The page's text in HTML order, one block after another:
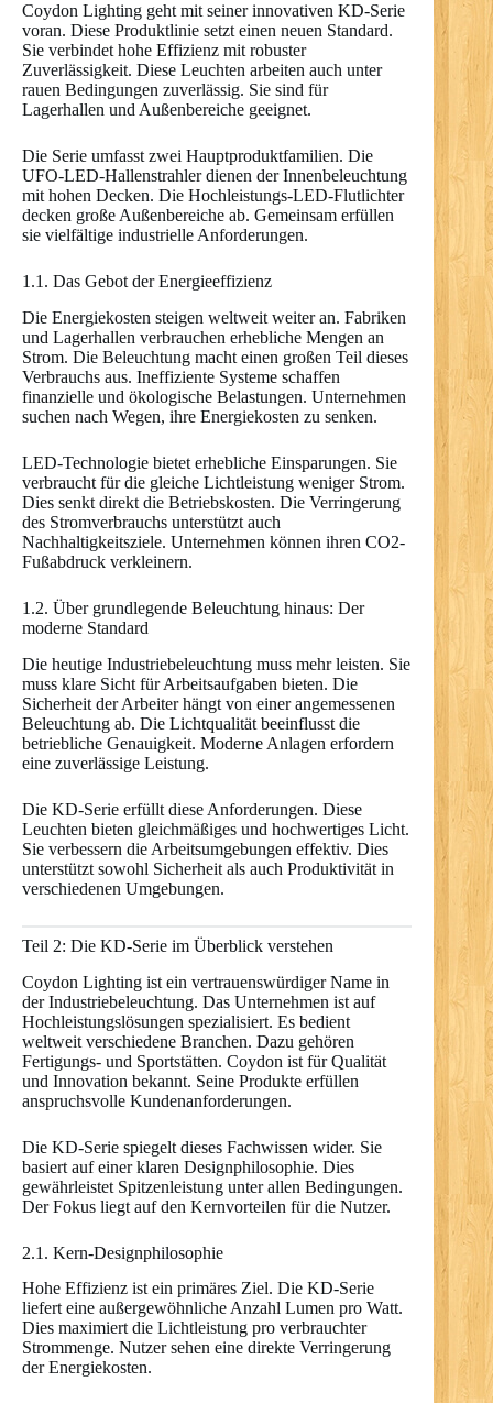
Coydon Lighting geht mit seiner innovativen KD-Serie
voran. Diese Produktlinie setzt einen neuen Standard.
Sie verbindet hohe Effizienz mit robuster
Zuverlässigkeit. Diese Leuchten arbeiten auch unter
rauen Bedingungen zuverlässig. Sie sind für
Lagerhallen und Außenbereiche geeignet.
Die Serie umfasst zwei Hauptproduktfamilien. Die
UFO-LED-Hallenstrahler dienen der Innenbeleuchtung
mit hohen Decken. Die Hochleistungs-LED-Flutlichter
decken große Außenbereiche ab. Gemeinsam erfüllen
sie vielfältige industrielle Anforderungen.
1.1. Das Gebot der Energieeffizienz
Die Energiekosten steigen weltweit weiter an. Fabriken
und Lagerhallen verbrauchen erhebliche Mengen an
Strom. Die Beleuchtung macht einen großen Teil dieses
Verbrauchs aus. Ineffiziente Systeme schaffen
finanzielle und ökologische Belastungen. Unternehmen
suchen nach Wegen, ihre Energiekosten zu senken.
LED-Technologie bietet erhebliche Einsparungen. Sie
verbraucht für die gleiche Lichtleistung weniger Strom.
Dies senkt direkt die Betriebskosten. Die Verringerung
des Stromverbrauchs unterstützt auch
Nachhaltigkeitsziele. Unternehmen können ihren CO2-
Fußabdruck verkleinern.
1.2. Über grundlegende Beleuchtung hinaus: Der
moderne Standard
Die heutige Industriebeleuchtung muss mehr leisten. Sie
muss klare Sicht für Arbeitsaufgaben bieten. Die
Sicherheit der Arbeiter hängt von einer angemessenen
Beleuchtung ab. Die Lichtqualität beeinflusst die
betriebliche Genauigkeit. Moderne Anlagen erfordern
eine zuverlässige Leistung.
Die KD-Serie erfüllt diese Anforderungen. Diese
Leuchten bieten gleichmäßiges und hochwertiges Licht.
Sie verbessern die Arbeitsumgebungen effektiv. Dies
unterstützt sowohl Sicherheit als auch Produktivität in
verschiedenen Umgebungen.
Teil 2: Die KD-Serie im Überblick verstehen
Coydon Lighting ist ein vertrauenswürdiger Name in
der Industriebeleuchtung. Das Unternehmen ist auf
Hochleistungslösungen spezialisiert. Es bedient
weltweit verschiedene Branchen. Dazu gehören
Fertigungs- und Sportstätten. Coydon ist für Qualität
und Innovation bekannt. Seine Produkte erfüllen
anspruchsvolle Kundenanforderungen.
Die KD-Serie spiegelt dieses Fachwissen wider. Sie
basiert auf einer klaren Designphilosophie. Dies
gewährleistet Spitzenleistung unter allen Bedingungen.
Der Fokus liegt auf den Kernvorteilen für die Nutzer.
2.1. Kern-Designphilosophie
Hohe Effizienz ist ein primäres Ziel. Die KD-Serie
liefert eine außergewöhnliche Anzahl Lumen pro Watt.
Dies maximiert die Lichtleistung pro verbrauchter
Strommenge. Nutzer sehen eine direkte Verringerung
der Energiekosten.